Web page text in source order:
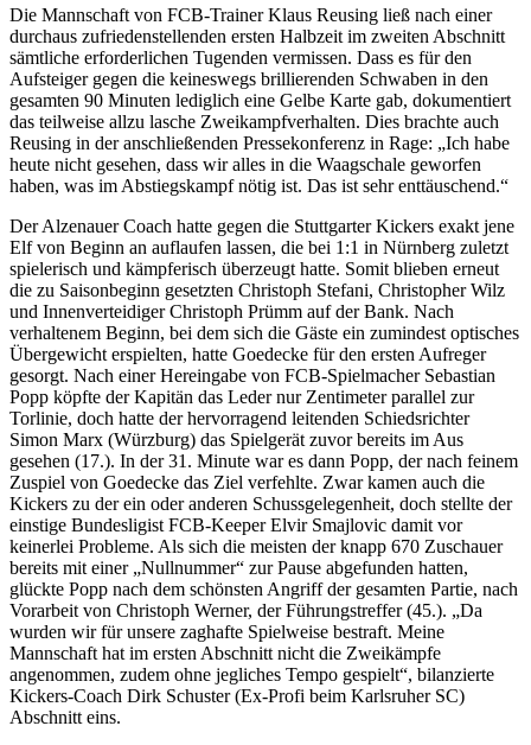
Die Mannschaft von FCB-Trainer Klaus Reusing ließ nach einer
durchaus zufriedenstellenden ersten Halbzeit im zweiten Abschnitt
sämtliche erforderlichen Tugenden vermissen. Dass es für den
Aufsteiger gegen die keineswegs brillierenden Schwaben in den
gesamten 90 Minuten lediglich eine Gelbe Karte gab, dokumentiert
das teilweise allzu lasche Zweikampfverhalten. Dies brachte auch
Reusing in der anschließenden Pressekonferenz in Rage: „Ich habe
heute nicht gesehen, dass wir alles in die Waagschale geworfen
haben, was im Abstiegskampf nötig ist. Das ist sehr enttäuschend.“
Der Alzenauer Coach hatte gegen die Stuttgarter Kickers exakt jene
Elf von Beginn an auflaufen lassen, die bei 1:1 in Nürnberg zuletzt
spielerisch und kämpferisch überzeugt hatte. Somit blieben erneut
die zu Saisonbeginn gesetzten Christoph Stefani, Christopher Wilz
und Innenverteidiger Christoph Prümm auf der Bank. Nach
verhaltenem Beginn, bei dem sich die Gäste ein zumindest optisches
Übergewicht erspielten, hatte Goedecke für den ersten Aufreger
gesorgt. Nach einer Hereingabe von FCB-Spielmacher Sebastian
Popp köpfte der Kapitän das Leder nur Zentimeter parallel zur
Torlinie, doch hatte der hervorragend leitenden Schiedsrichter
Simon Marx (Würzburg) das Spielgerät zuvor bereits im Aus
gesehen (17.). In der 31. Minute war es dann Popp, der nach feinem
Zuspiel von Goedecke das Ziel verfehlte. Zwar kamen auch die
Kickers zu der ein oder anderen Schussgelegenheit, doch stellte der
einstige Bundesligist FCB-Keeper Elvir Smajlovic damit vor
keinerlei Probleme. Als sich die meisten der knapp 670 Zuschauer
bereits mit einer „Nullnummer“ zur Pause abgefunden hatten,
glückte Popp nach dem schönsten Angriff der gesamten Partie, nach
Vorarbeit von Christoph Werner, der Führungstreffer (45.). „Da
wurden wir für unsere zaghafte Spielweise bestraft. Meine
Mannschaft hat im ersten Abschnitt nicht die Zweikämpfe
angenommen, zudem ohne jegliches Tempo gespielt“, bilanzierte
Kickers-Coach Dirk Schuster (Ex-Profi beim Karlsruher SC)
Abschnitt eins.